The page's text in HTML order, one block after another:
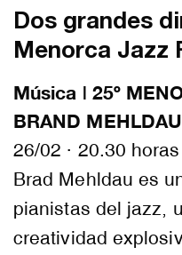
Dos grandes
Menorca Jazz
Música | 25º
BRAND
26/02 · 20.30 horas
Brad Mehldau es
pianistas del jazz,
creatividad